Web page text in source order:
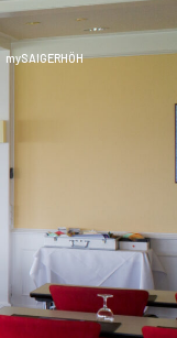
mySAIGERHÖH